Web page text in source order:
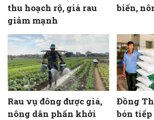
thu hoạch rộ, giá rau
giảm mạnh
biến,
Rau vụ đông được giá,
nông dân phấn khởi
Đồng
bón